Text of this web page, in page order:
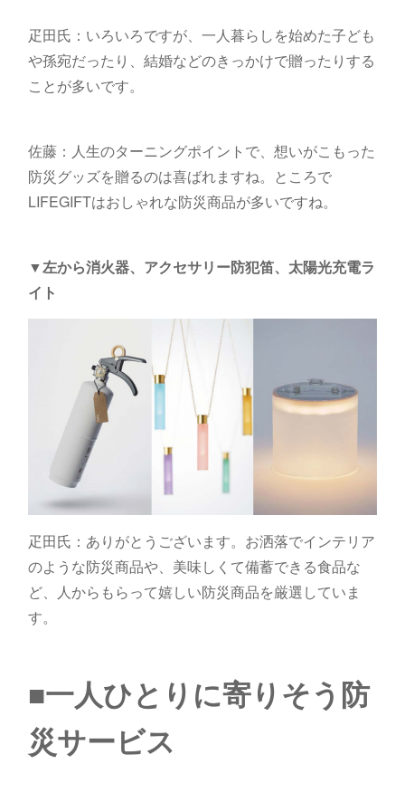
疋田氏：いろいろですが、一人暮らしを始めた子ども
や孫宛だったり、結婚などのきっかけで贈ったりする
ことが多いです。
佐藤：人生のターニングポイントで、想いがこもった
防災グッズを贈るのは喜ばれますね。ところで
LIFEGIFTはおしゃれな防災商品が多いですね。
▼左から消火器、アクセサリー防犯笛、太陽光充電ラ
イト
疋田氏：ありがとうございます。お洒落でインテリア
のような防災商品や、美味しくて備蓄できる食品な
ど、人からもらって嬉しい防災商品を厳選していま
す。
■一人ひとりに寄りそう防
災サービス